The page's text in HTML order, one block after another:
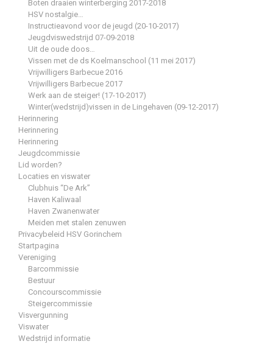
Boten draaien winterberging 2017-2018
HSV nostalgie…
Instructieavond voor de jeugd (20-10-2017)
Jeugdviswedstrijd 07-09-2018
Uit de oude doos…
Vissen met de ds Koelmanschool (11 mei 2017)
Vrijwilligers Barbecue 2016
Vrijwilligers Barbecue 2017
Werk aan de steiger! (17-10-2017)
Winter(wedstrijd)vissen in de Lingehaven (09-12-2017)
Herinnering
Herinnering
Herinnering
Jeugdcommissie
Lid worden?
Locaties en viswater
Clubhuis “De Ark”
Haven Kaliwaal
Haven Zwanenwater
Meiden met stalen zenuwen
Privacybeleid HSV Gorinchem
Startpagina
Vereniging
Barcommissie
Bestuur
Concourscommissie
Steigercommissie
Visvergunning
Viswater
Wedstrijd informatie